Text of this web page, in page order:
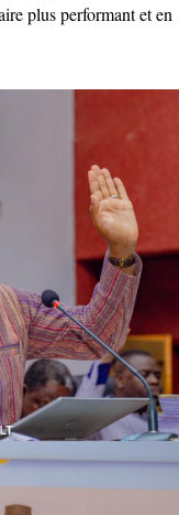
plus performant et en